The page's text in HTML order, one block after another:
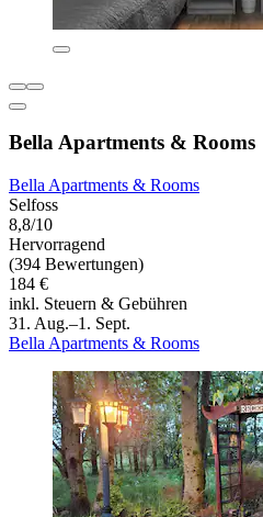
Bella Apartments & Rooms
Bella Apartments & Rooms
Selfoss
8,8/10
Hervorragend
(394 Bewertungen)
184 €
inkl. Steuern & Gebühren
31. Aug.–1. Sept.
Bella Apartments & Rooms